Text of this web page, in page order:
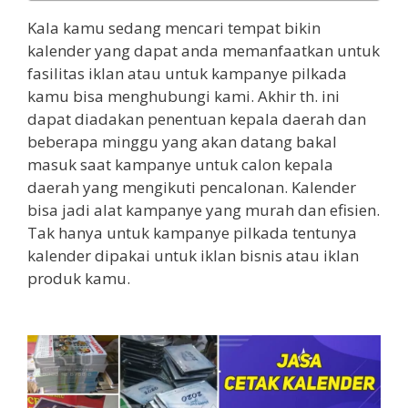
Kala kamu sedang mencari tempat bikin
kalender yang dapat anda memanfaatkan untuk
fasilitas iklan atau untuk kampanye pilkada
kamu bisa menghubungi kami. Akhir th. ini
dapat diadakan penentuan kepala daerah dan
beberapa minggu yang akan datang bakal
masuk saat kampanye untuk calon kepala
daerah yang mengikuti pencalonan. Kalender
bisa jadi alat kampanye yang murah dan efisien.
Tak hanya untuk kampanye pilkada tentunya
kalender dipakai untuk iklan bisnis atau iklan
produk kamu.